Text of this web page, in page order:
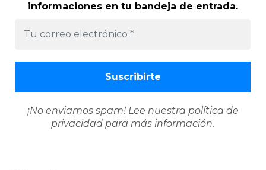
informaciones en tu bandeja de entrada.
¡No enviamos spam! Lee nuestra política de
privacidad para más información.